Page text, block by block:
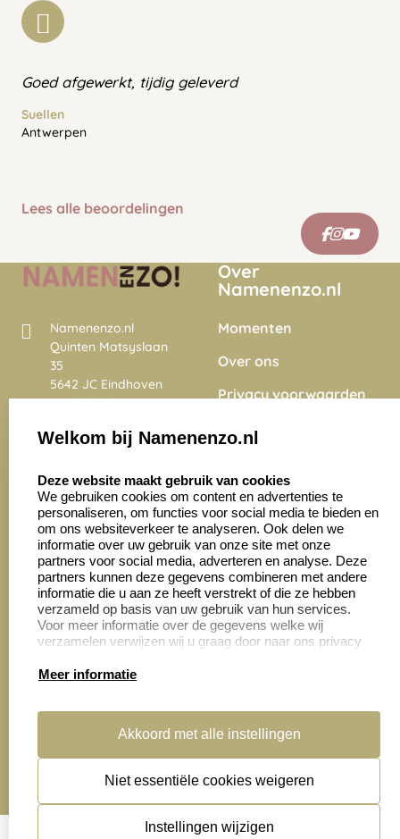
Goed afgewerkt, tijdig geleverd
Suellen
Antwerpen
Lees alle beoordelingen
Namenenzo.nl
Quinten Matsyslaan
35
5642 JC Eindhoven
Nederland
4028 beoordelingen
Over
Namenenzo.nl
Momenten
Over ons
Privacy voorwaarden
Onze vacatures
Zakelijk:
Aanvraag op maat
Cadeaubonnen
Klantenservice:
Contact opnemen
Veelgestelde vragen
Retourneren
handleidingen
algemene voorwaarden
disclaimer
Welkom bij Namenenzo.nl
Deze website maakt gebruik van cookies
We gebruiken cookies om content en advertenties te
personaliseren, om functies voor social media te bieden en
om ons websiteverkeer te analyseren. Ook delen we
informatie over uw gebruik van onze site met onze
partners voor social media, adverteren en analyse. Deze
partners kunnen deze gegevens combineren met andere
informatie die u aan ze heeft verstrekt of die ze hebben
verzameld op basis van uw gebruik van hun services.
Voor meer informatie over de gegevens welke wij
verzamelen verwijzen wij u graag door naar ons privacy
Meer informatie
Akkoord met alle instellingen
Niet essentiële cookies weigeren
Instellingen wijzigen